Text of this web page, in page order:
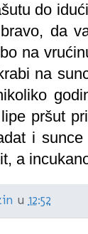
do
da
na
na
pršut
i
a
u 12:52